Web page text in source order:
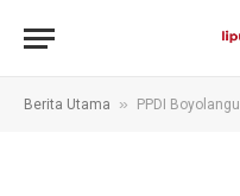
Berita Utama » PPDI Boyolangu